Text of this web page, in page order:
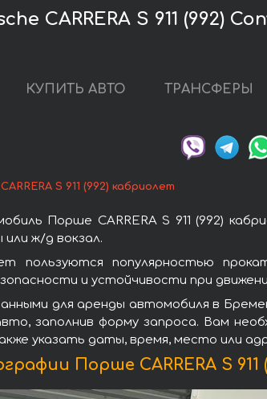
CARRERA S 911 (992)
КУПИТЬ АВТО ТРАНСФЕРЫ
S 911 (992) кабриолет
Порше CARRERA S 911 (992)
ж/д вокзал.
пользуются популярностью
и устойчивости при
для аренды автомобиля в
заполнив форму запроса. Вам
указать даты, время, место или
Порше CARRERA S 911